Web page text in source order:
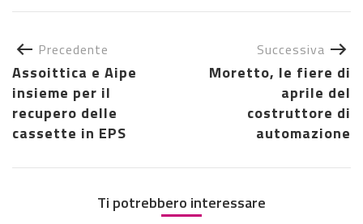
Precedente
Assoittica e Aipe
insieme per il
recupero delle
cassette in EPS
Successiva
Moretto, le fiere di
aprile del
costruttore di
automazione
Ti potrebbero interessare